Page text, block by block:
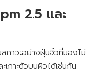
2.5 และ
ภาวะอย่างฝุ่นจิ๋วที่มองไม่
เกาะตัวบนผิวได้เช่นกัน